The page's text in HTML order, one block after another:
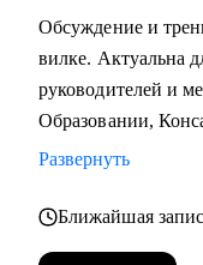
Обсуждение и
вилке. Актуальна
руководителей и
Образовании,
Развернуть
Ближайшая